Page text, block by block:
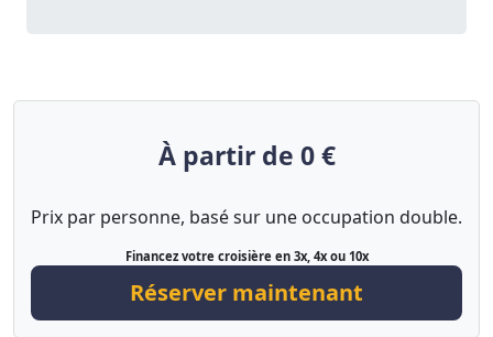
À partir de 0 €
Prix par personne, basé sur une occupation double.
Financez votre croisière en 3x, 4x ou 10x
Réserver maintenant